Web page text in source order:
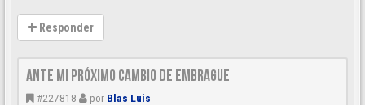
Responder
Ante mi próximo cambio de embrague
#227818 por Blas Luis